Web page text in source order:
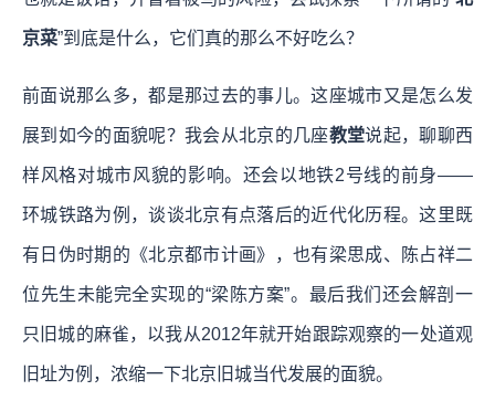
京菜”到底是什么，它们真的那么不好吃么？
前面说那么多，都是那过去的事儿。这座城市又是怎么发
展到如今的面貌呢？我会从北京的几座教堂说起，聊聊西
样风格对城市风貌的影响。还会以地铁2号线的前身——
环城铁路为例，谈谈北京有点落后的近代化历程。这里既
有日伪时期的《北京都市计画》，也有梁思成、陈占祥二
位先生未能完全实现的“梁陈方案”。最后我们还会解剖一
只旧城的麻雀，以我从2012年就开始跟踪观察的一处道观
旧址为例，浓缩一下北京旧城当代发展的面貌。